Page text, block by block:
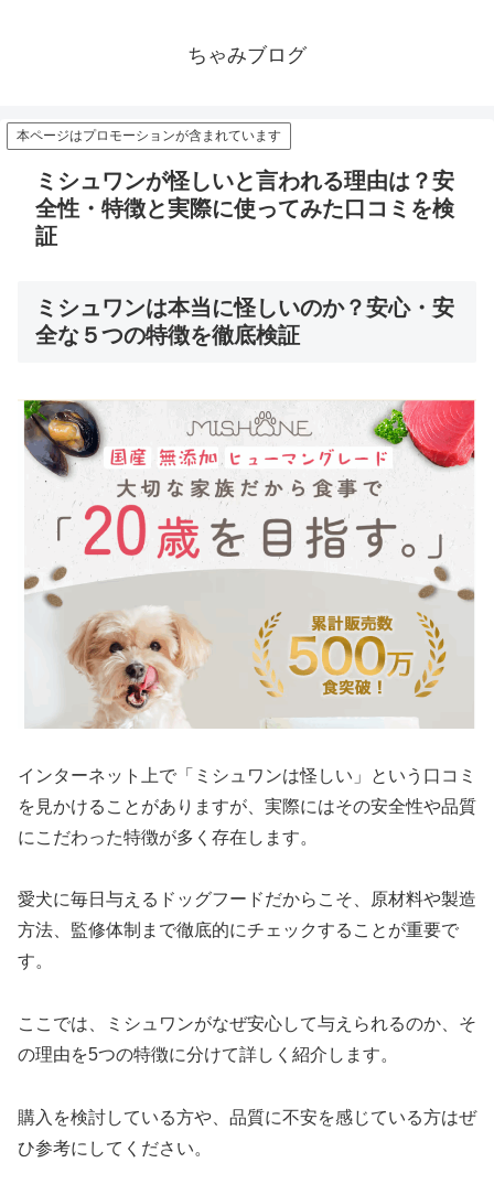
ちゃみブログ
本ページはプロモーションが含まれています
ミシュワンが怪しいと言われる理由は？安
全性・特徴と実際に使ってみた口コミを検
証
ミシュワンは本当に怪しいのか？安心・安
全な５つの特徴を徹底検証
インターネット上で「ミシュワンは怪しい」という口コミ
を見かけることがありますが、実際にはその安全性や品質
にこだわった特徴が多く存在します。
愛犬に毎日与えるドッグフードだからこそ、原材料や製造
方法、監修体制まで徹底的にチェックすることが重要で
す。
ここでは、ミシュワンがなぜ安心して与えられるのか、そ
の理由を5つの特徴に分けて詳しく紹介します。
購入を検討している方や、品質に不安を感じている方はぜ
ひ参考にしてください。